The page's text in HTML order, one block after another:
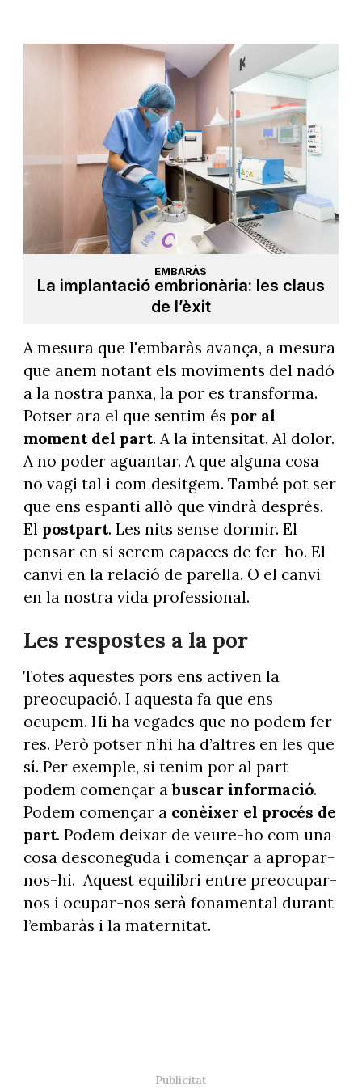
EMBARÀS
La implantació embrionària: les claus
de l’èxit
A mesura que l'embaràs avança, a mesura
que anem notant els moviments del nadó
a la nostra panxa, la por es transforma.
Potser ara el que sentim és por al
moment del part. A la intensitat. Al dolor.
A no poder aguantar. A que alguna cosa
no vagi tal i com desitgem. També pot ser
que ens espanti allò que vindrà després.
El postpart. Les nits sense dormir. El
pensar en si serem capaces de fer-ho. El
canvi en la relació de parella. O el canvi
en la nostra vida professional.
Les respostes a la por
Totes aquestes pors ens activen la
preocupació. I aquesta fa que ens
ocupem. Hi ha vegades que no podem fer
res. Però potser n’hi ha d’altres en les que
sí. Per exemple, si tenim por al part
podem començar abuscar informació.
Podem començar a conèixer el procés de
part. Podem deixar de veure-ho com una
cosa desconeguda i començar a apropar-
nos-hi. Aquest equilibri entre preocupar-
nos i ocupar-nos serà fonamental durant
l’embaràs i la maternitat.